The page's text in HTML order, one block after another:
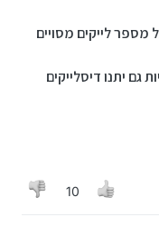
לייקים מסויים
גם יתנו דיסלייקים
10